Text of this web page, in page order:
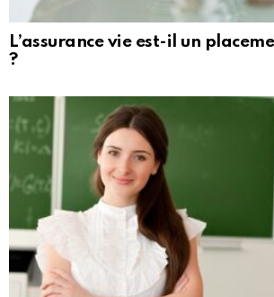
L’assurance vie est-il un
?